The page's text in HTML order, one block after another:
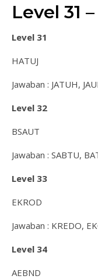
Level 31
Level 31
HATUJ
Jawaban : JATUH,
Level 32
BSAUT
Jawaban : SABTU,
Level 33
EKROD
Jawaban : KREDO,
Level 34
AEBND